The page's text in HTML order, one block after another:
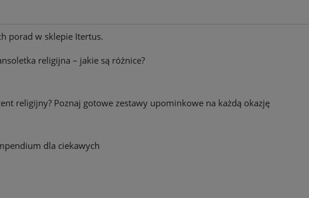
porad w sklepie Itertus.
religijna – jakie są różnice?
religijny? Poznaj gotowe zestawy upominkowe na każdą okazję
dla ciekawych